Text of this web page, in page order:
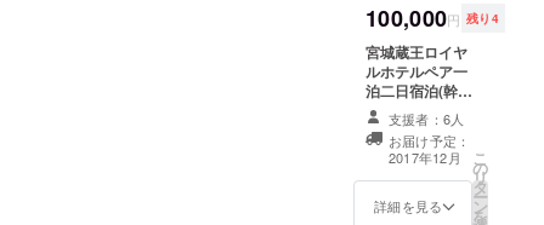
にて記念撮影(コ
ンサート終了後
出演者全員）
100,000円 残り4
宮城蔵王ロイヤ
ルホテルペア一
泊二日宿泊(幹
mikiクリスマス
ライブ付）／12
月23日～25日の
期間 サイン入り
CD(未発表ライ
ブDVD付）・サ
支援者：6人
お届け予定：
2017年12月
詳細を見る
こ
の
リ
タ
ー
ン
を